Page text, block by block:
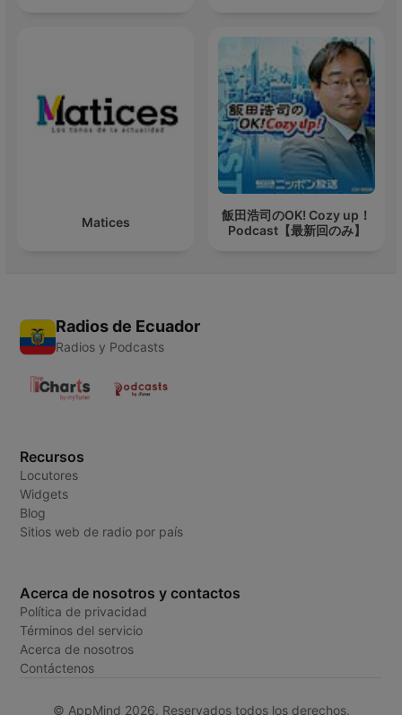
Matices
飯田浩司のOK! Cozy up！
Podcast【最新回のみ】
Radios de Ecuador
Radios y Podcasts
Recursos
Locutores
Widgets
Blog
Sitios web de radio por país
Acerca de nosotros y contactos
Política de privacidad
Términos del servicio
Acerca de nosotros
Contáctenos
© AppMind 2026. Reservados todos los derechos.